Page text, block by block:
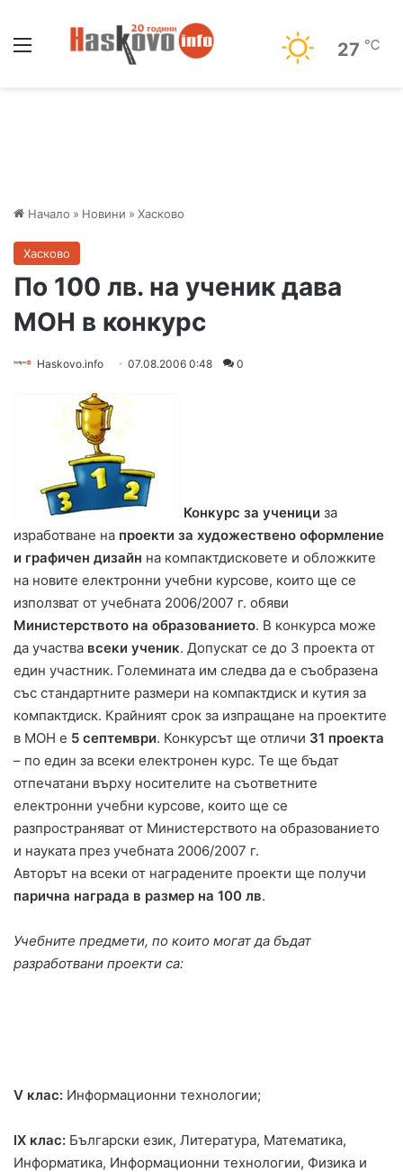
27 ℃
Начало » Новини » Хасково
Хасково
По 100 лв. на ученик дава
МОН в конкурс
Haskovo.info 07.08.2006 0:48 0
Конкурс за ученици за
изработване на проекти за художествено оформление
и графичен дизайн на компактдисковете и обложките
на новите електронни учебни курсове, които ще се
използват от учебната 2006/2007 г. обяви
Министерството на образованието. В конкурса може
да участва всеки ученик. Допускат се до 3 проекта от
един участник. Големината им следва да е съобразена
със стандартните размери на компактдиск и кутия за
компактдиск. Крайният срок за изпращане на проектите
в МОН е 5 септември. Конкурсът ще отличи 31 проекта
– по един за всеки електронен курс. Те ще бъдат
отпечатани върху носителите на съответните
електронни учебни курсове, които ще се
разпространяват от Министерството на образованието
и науката през учебната 2006/2007 г.
Авторът на всеки от наградените проекти ще получи
парична награда в размер на 100 лв.
Учебните предмети, по които могат да бъдат
разработвани проекти са:
V клас: Информационни технологии;
IХ клас: Български език, Литература, Математика,
Информатика, Информационни технологии, Физика и